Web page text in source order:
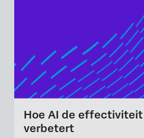
Hoe AI de
verbetert